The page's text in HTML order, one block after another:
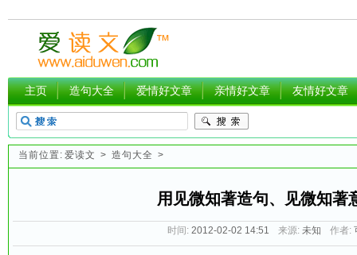
主页 造句大全 爱情好文章 亲情好文章 友情好文章
当前位置: 爱读文 > 造句大全 >
用见微知著造句、见微知著
时间: 2012-02-02 14:51 来源: 未知 作者: